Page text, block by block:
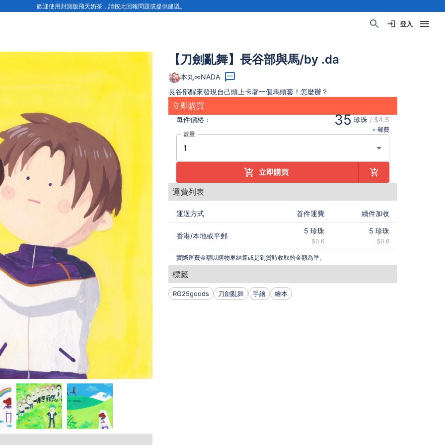
歡迎使用封測版飛天奶茶，請按此回報問題或提供建議。
登入
【刀劍亂舞】長谷部與馬/by .da
本丸∞NADA
長谷部醒來發現自己頭上卡著一個馬頭套！怎麼辦？
立即購買
每件價格： 35 珍珠 / $4.5
+ 郵費
數量
立即購買
運費列表
運送方式 首件運費 續件加收
香港/本地或平郵
5 珍珠
$0.6
5 珍珠
$0.6
實際運費金額以購物車結算或是到貨時收取的金額為準。
標籤
RG25goods 刀劍亂舞 手繪 繪本